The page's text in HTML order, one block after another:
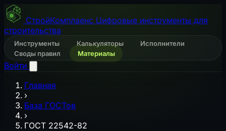
СтройКомплаенс Цифровые инструменты для
строительства
Инструменты Калькуляторы
Исполнители
Своды правил
Материалы
Войти
Главная
›
База ГОСТов
›
ГОСТ 22542-82